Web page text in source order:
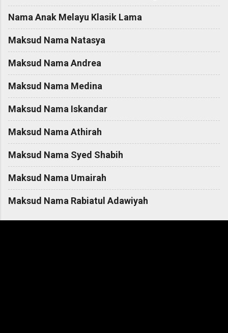
e
n
Nama Anak Melayu Klasik Lama
Maksud Nama Natasya
Maksud Nama Andrea
Maksud Nama Medina
Maksud Nama Iskandar
Maksud Nama Athirah
Maksud Nama Syed Shabih
Maksud Nama Umairah
Maksud Nama Rabiatul Adawiyah